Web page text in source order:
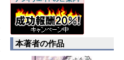
本著者の作品